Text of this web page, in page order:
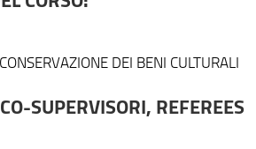
DEI BENI CULTURALI
SUPERVISORI, REFEREES